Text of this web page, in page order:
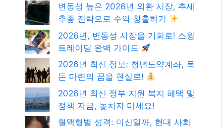
변동성 높은 2026년 외환 시장, 추세
추종 전략으로 수익 창출하기
2026년, 변동성 시장을 기회로! 스윙
트레이딩 완벽 가이드
2026년 최신 정보: 청년도약계좌, 목
돈 마련의 꿈을 현실로!
2026년 최신 정부 지원 복지 혜택 및
정책 자금, 놓치지 마세요!
혈액형별 성격: 미신일까, 현대 사회